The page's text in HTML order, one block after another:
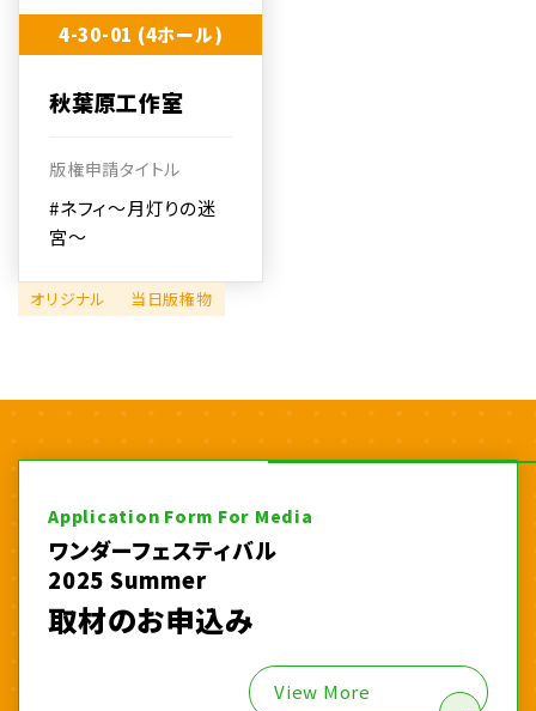
4-30-01 (4ホール)
秋葉原工作室
版権申請タイトル
#ネフィ～月灯りの迷
宮～
オリジナル 当日版権物
Application Form For Media
ワンダーフェスティバル
2025 Summer
取材のお申込み
View More